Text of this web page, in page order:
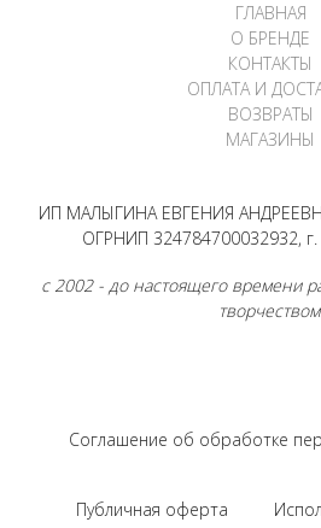
ГЛАВНАЯ
О БРЕНДЕ
КОНТАКТЫ
ОПЛАТА И
ВОЗВРАТЫ
МАГАЗИНЫ
ИП МАЛЫГИНА ЕВГЕНИЯ
ОГРНИП 324784700032932,
с 2002 - до настоящего времени
Соглашение об обработке
Публичная оферта